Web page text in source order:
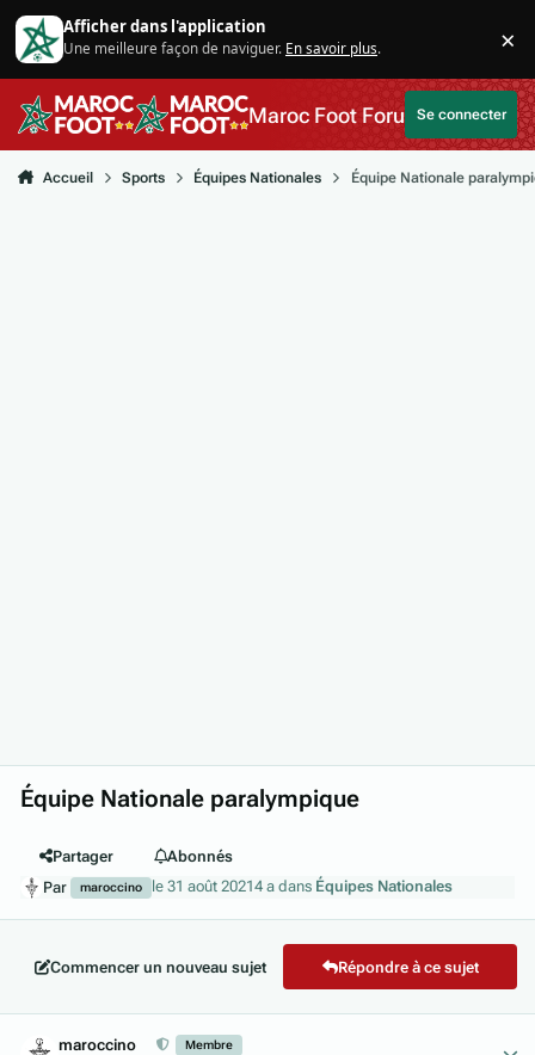
Aller au contenu
Afficher dans l'application
Une meilleure façon de naviguer. En savoir plus. ×
Maroc Foot ForumSe connecter
Accueil Sports Équipes Nationales Équipe Nationale
Équipe Nationale paralympique
Partager
Abonnés
Par
maroccino le 31 août 20214 a dans Équipes Nationales
Commencer un nouveau sujet Répondre à ce sujet
maroccino Membre